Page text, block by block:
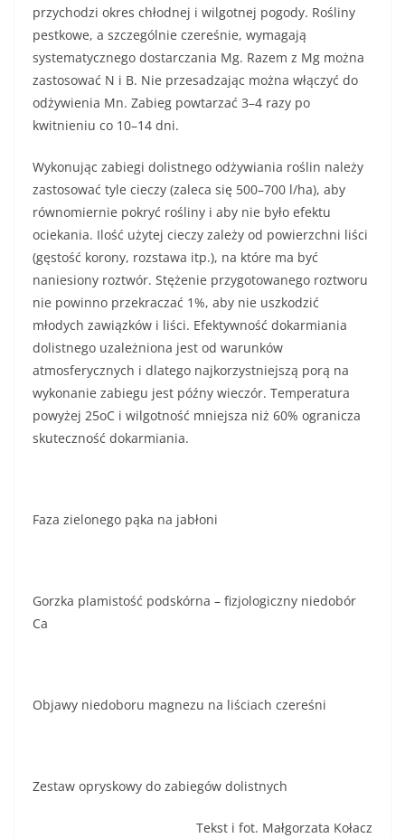
przychodzi okres chłodnej i wilgotnej pogody. Rośliny
pestkowe, a szczególnie czereśnie, wymagają
systematycznego dostarczania Mg. Razem z Mg można
zastosować N i B. Nie przesadzając można włączyć do
odżywienia Mn. Zabieg powtarzać 3–4 razy po
kwitnieniu co 10–14 dni.
Wykonując zabiegi dolistnego odżywiania roślin należy
zastosować tyle cieczy (zaleca się 500–700 l/ha), aby
równomiernie pokryć rośliny i aby nie było efektu
ociekania. Ilość użytej cieczy zależy od powierzchni liści
(gęstość korony, rozstawa itp.), na które ma być
naniesiony roztwór. Stężenie przygotowanego roztworu
nie powinno przekraczać 1%, aby nie uszkodzić
młodych zawiązków i liści. Efektywność dokarmiania
dolistnego uzależniona jest od warunków
atmosferycznych i dlatego najkorzystniejszą porą na
wykonanie zabiegu jest późny wieczór. Temperatura
powyżej 25oC i wilgotność mniejsza niż 60% ogranicza
skuteczność dokarmiania.
Faza zielonego pąka na jabłoni
Gorzka plamistość podskórna – fizjologiczny niedobór
Ca
Objawy niedoboru magnezu na liściach czereśni
Zestaw opryskowy do zabiegów dolistnych
Tekst i fot. Małgorzata Kołacz